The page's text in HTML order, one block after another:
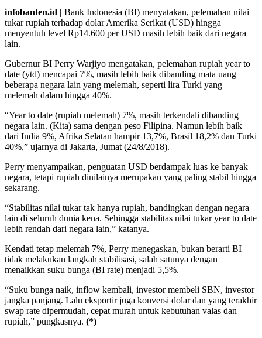
infobanten.id | Bank Indonesia (BI) menyatakan, pelemahan nilai
tukar rupiah terhadap dolar Amerika Serikat (USD) hingga
menyentuh level Rp14.600 per USD masih lebih baik dari negara
lain.
Gubernur BI Perry Warjiyo mengatakan, pelemahan rupiah year to
date (ytd) mencapai 7%, masih lebih baik dibanding mata uang
beberapa negara lain yang melemah, seperti lira Turki yang
melemah dalam hingga 40%.
“Year to date (rupiah melemah) 7%, masih terkendali dibanding
negara lain. (Kita) sama dengan peso Filipina. Namun lebih baik
dari India 9%, Afrika Selatan hampir 13,7%, Brasil 18,2% dan Turki
40%,” ujarnya di Jakarta, Jumat (24/8/2018).
Perry menyampaikan, penguatan USD berdampak luas ke banyak
negara, tetapi rupiah dinilainya merupakan yang paling stabil hingga
sekarang.
“Stabilitas nilai tukar tak hanya rupiah, bandingkan dengan negara
lain di seluruh dunia kena. Sehingga stabilitas nilai tukar year to date
lebih rendah dari negara lain,” katanya.
Kendati tetap melemah 7%, Perry menegaskan, bukan berarti BI
tidak melakukan langkah stabilisasi, salah satunya dengan
menaikkan suku bunga (BI rate) menjadi 5,5%.
“Suku bunga naik, inflow kembali, investor membeli SBN, investor
jangka panjang. Lalu eksportir juga konversi dolar dan yang terakhir
swap rate dipermudah, cepat murah untuk kebutuhan valas dan
rupiah,” pungkasnya. (*)